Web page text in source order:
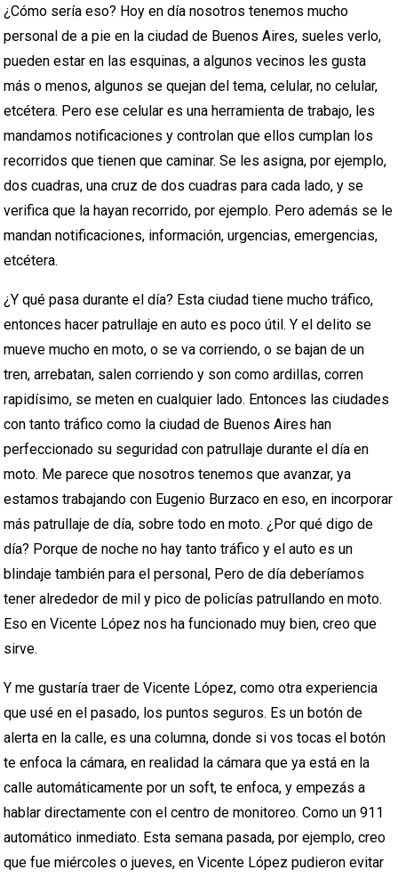
¿Cómo sería eso? Hoy en día nosotros tenemos mucho
personal de a pie en la ciudad de Buenos Aires, sueles verlo,
pueden estar en las esquinas, a algunos vecinos les gusta
más o menos, algunos se quejan del tema, celular, no celular,
etcétera. Pero ese celular es una herramienta de trabajo, les
mandamos notificaciones y controlan que ellos cumplan los
recorridos que tienen que caminar. Se les asigna, por ejemplo,
dos cuadras, una cruz de dos cuadras para cada lado, y se
verifica que la hayan recorrido, por ejemplo. Pero además se le
mandan notificaciones, información, urgencias, emergencias,
etcétera.
¿Y qué pasa durante el día? Esta ciudad tiene mucho tráfico,
entonces hacer patrullaje en auto es poco útil. Y el delito se
mueve mucho en moto, o se va corriendo, o se bajan de un
tren, arrebatan, salen corriendo y son como ardillas, corren
rapidísimo, se meten en cualquier lado. Entonces las ciudades
con tanto tráfico como la ciudad de Buenos Aires han
perfeccionado su seguridad con patrullaje durante el día en
moto. Me parece que nosotros tenemos que avanzar, ya
estamos trabajando con Eugenio Burzaco en eso, en incorporar
más patrullaje de día, sobre todo en moto. ¿Por qué digo de
día? Porque de noche no hay tanto tráfico y el auto es un
blindaje también para el personal, Pero de día deberíamos
tener alrededor de mil y pico de policías patrullando en moto.
Eso en Vicente López nos ha funcionado muy bien, creo que
sirve.
Y me gustaría traer de Vicente López, como otra experiencia
que usé en el pasado, los puntos seguros. Es un botón de
alerta en la calle, es una columna, donde si vos tocas el botón
te enfoca la cámara, en realidad la cámara que ya está en la
calle automáticamente por un soft, te enfoca, y empezás a
hablar directamente con el centro de monitoreo. Como un 911
automático inmediato. Esta semana pasada, por ejemplo, creo
que fue miércoles o jueves, en Vicente López pudieron evitar